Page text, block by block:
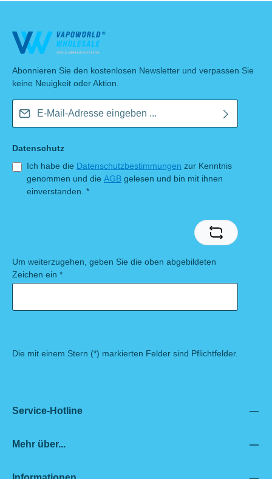
Abonnieren Sie den kostenlosen Newsletter und verpassen Sie
keine Neuigkeit oder Aktion.
Datenschutz
Ich habe die Datenschutzbestimmungen zur Kenntnis
genommen und die AGB gelesen und bin mit ihnen
einverstanden. *
Um weiterzugehen, geben Sie die oben abgebildeten
Zeichen ein *
Die mit einem Stern (*) markierten Felder sind Pflichtfelder.
Service-Hotline
Mehr über...